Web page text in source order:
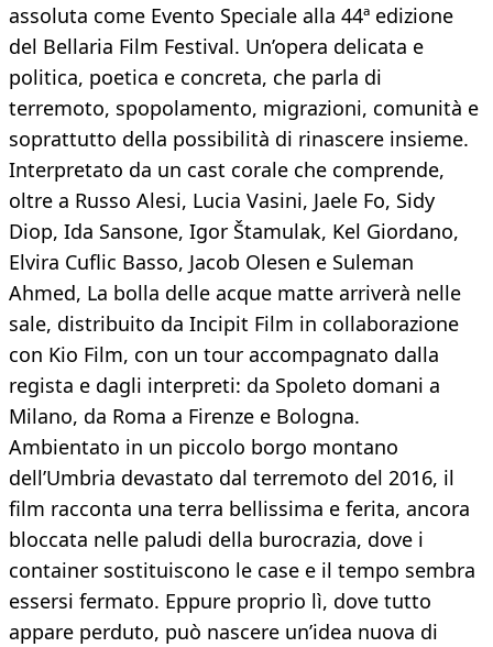
assoluta come Evento Speciale alla 44ª edizione
del Bellaria Film Festival. Un’opera delicata e
politica, poetica e concreta, che parla di
terremoto, spopolamento, migrazioni, comunità e
soprattutto della possibilità di rinascere insieme.
Interpretato da un cast corale che comprende,
oltre a Russo Alesi, Lucia Vasini, Jaele Fo, Sidy
Diop, Ida Sansone, Igor Štamulak, Kel Giordano,
Elvira Cuflic Basso, Jacob Olesen e Suleman
Ahmed, La bolla delle acque matte arriverà nelle
sale, distribuito da Incipit Film in collaborazione
con Kio Film, con un tour accompagnato dalla
regista e dagli interpreti: da Spoleto domani a
Milano, da Roma a Firenze e Bologna.
Ambientato in un piccolo borgo montano
dell’Umbria devastato dal terremoto del 2016, il
film racconta una terra bellissima e ferita, ancora
bloccata nelle paludi della burocrazia, dove i
container sostituiscono le case e il tempo sembra
essersi fermato. Eppure proprio lì, dove tutto
appare perduto, può nascere un’idea nuova di